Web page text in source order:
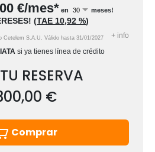
€/mes* en meses!
(TAE 10,92 %)
Cetelem S.A.U. Válido hasta 31/01/2027 + info
si ya tienes línea de crédito
RESERVA
€
Comprar